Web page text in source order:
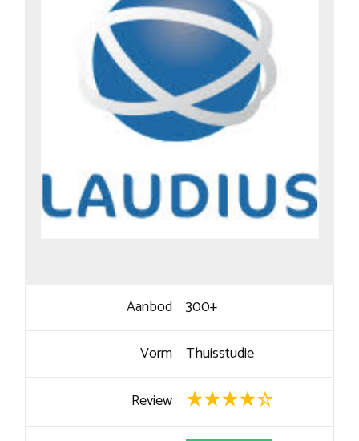
Aanbod 300+
Vorm Thuisstudie
Review